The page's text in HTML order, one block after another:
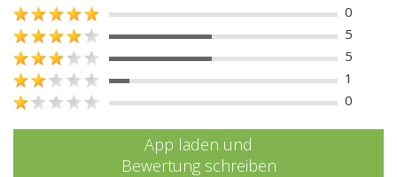
0
5
5
1
0
App laden und
Bewertung schreiben